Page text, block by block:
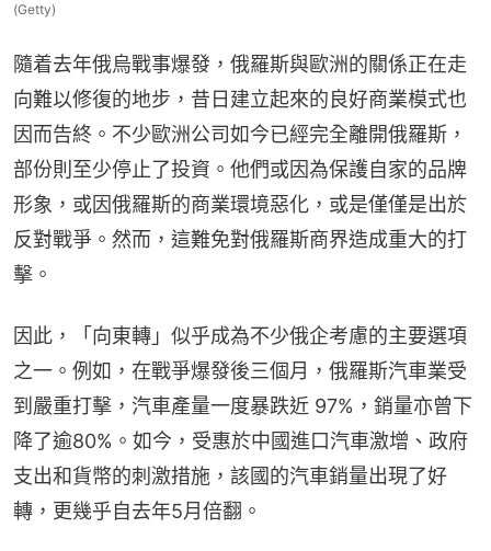
(Getty)
隨着去年俄烏戰事爆發，俄羅斯與歐洲的關係正在走
向難以修復的地步，昔日建立起來的良好商業模式也
因而告終。不少歐洲公司如今已經完全離開俄羅斯，
部份則至少停止了投資。他們或因為保護自家的品牌
形象，或因俄羅斯的商業環境惡化，或是僅僅是出於
反對戰爭。然而，這難免對俄羅斯商界造成重大的打
擊。
因此，「向東轉」似乎成為不少俄企考慮的主要選項
之一。例如，在戰爭爆發後三個月，俄羅斯汽車業受
到嚴重打擊，汽車產量一度暴跌近 97%，銷量亦曾下
降了逾80%。如今，受惠於中國進口汽車激增、政府
支出和貨幣的刺激措施，該國的汽車銷量出現了好
轉，更幾乎自去年5月倍翻。